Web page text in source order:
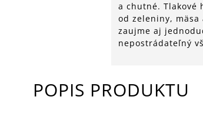
a chutné.
od zeleniny,
zaujme aj
nepostrádateľný
POPIS PRODUKTU